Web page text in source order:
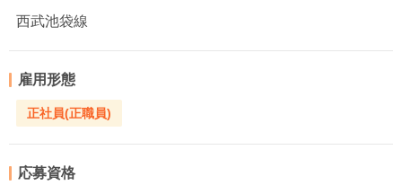
西武池袋線
雇用形態
正社員(正職員)
応募資格